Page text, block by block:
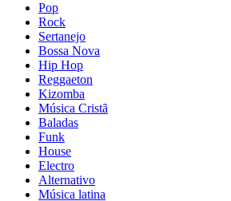
Pop
Rock
Sertanejo
Bossa Nova
Hip Hop
Reggaeton
Kizomba
Música Cristã
Baladas
Funk
House
Electro
Alternativo
Música latina